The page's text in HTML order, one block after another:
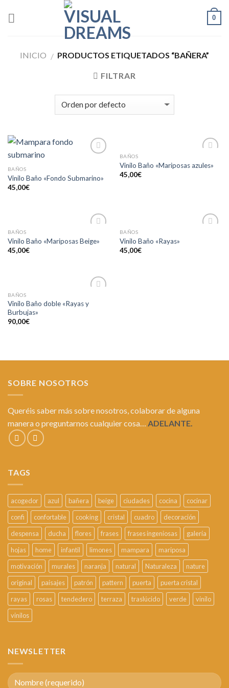
0
INICIO / PRODUCTOS ETIQUETADOS “BAÑERA”
FILTRAR
lista de
deseos
BAÑOS
Vinilo Baño «Fondo Submarino»
45,00€
a la
BAÑOS
Vinilo Baño «Mariposas azules»
45,00€
a la
BAÑOS
Vinilo Baño «Mariposas Beige»
45,00€
BAÑOS
Vinilo Baño «Rayas»
45,00€
BAÑOS
Vinilo Baño doble «Rayas y
Burbujas»
90,00€
SOBRE NOSOTROS
Queréis saber más sobre nosotros, colaborar de alguna
manera o preguntarnos cualquier cosa… ADELANTE.
TAGS
acogedor azul bañera beige ciudades cocina
cocinar
confi
confortable cooking cristal cuadro
decoración
despensa
ducha flores frases frases ingeniosas
galería
hojas
home infantil limones mampara
mariposa
motivación
murales naranja natural Naturaleza
nature
original
paisajes patrón pattern puerta
puerta cristal
rayas
rosas tendedero terraza traslúcido verde
vinilo
vinilos
NEWSLETTER